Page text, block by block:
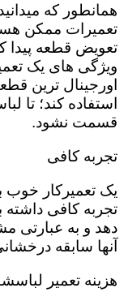
همانطور که
تعمیرات ممکن
تعویض قطعه پیدا
ویژگی های یک
اورجینال ترین
استفاده کند؛ تا
قسمت نشود.
تجربه کافی
یک تعمیرکار خوب
تجربه کافی داشته
دهد و به عبارتی
آنها سابقه
هزینه تعمیر